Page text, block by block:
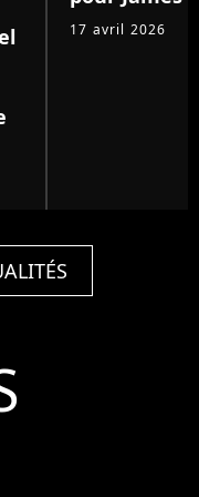
17 avril 2026